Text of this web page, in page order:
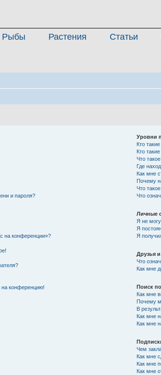
Рыбы Растения Статьи
и пароля?
на конференции»?
на конференцию!
Уровни
Кто
Кто
Что
Где
Как мне
Почему
Что
Что
Личные
Я не
Я
Я
Друзья
Что
Как мне
Поиск
Как мне
Почему
В
Как мне
Как мне
Чем
Как мне
Как мне
Как мне